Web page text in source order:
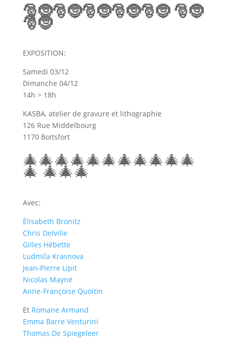
🎅🤶🎅🤶🎅🤶🎅🤶🎅🤶 🎅🤶
🎅🤶
EXPOSITION:
Samedi 03/12
Dimanche 04/12
14h > 18h
KASBA, atelier de gravure et lithographie
126 Rue Middelbourg
1170 Boitsfort
🎄🎄🎄🎄🎄🎄🎄🎄🎄🎄🎄
🎄 🎄🎄🎄
Avec:
Élisabeth Bronitz
Chris Delville
Gilles Hébette
Ludmila Krasnova
Jean-Pierre Lipit
Nicolas Mayné
Anne-Françoise Quoitin
EtRomane Armand
Emma Barre Venturini
Thomas De Spiegeleer